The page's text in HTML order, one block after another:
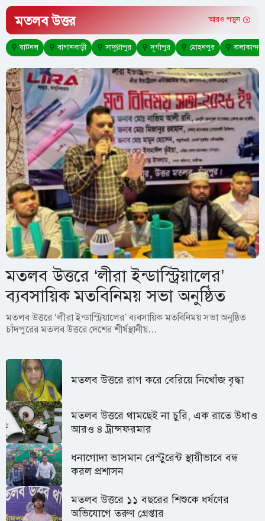
মতলব উত্তর আরও পড়ুন
⚲ ষাটনল ⚲ বাগানবাড়ী ⚲ সাদুল্লাপুর ⚲ দূর্গাপুর ⚲ মোহনপুর ⚲ কলাকান্দা
মতলব উত্তরে ‘লীরা ইন্ডাস্ট্রিয়ালের’
ব্যবসায়িক মতবিনিময় সভা অনুষ্ঠিত
মতলব উত্তরে ‘লীরা ইন্ডাস্ট্রিয়ালের’ ব্যবসায়িক মতবিনিময় সভা অনুষ্ঠিত
চাঁদপুরের মতলব উত্তরে দেশের শীর্ষস্থানীয়…
মতলব উত্তরে রাগ করে বেরিয়ে নিখোঁজ বৃদ্ধা
মতলব উত্তরে থামছেই না চুরি, এক রাতে উধাও
আরও ৪ ট্রান্সফরমার
ধনাগোদা ভাসমান রেস্টুরেন্ট স্থায়ীভাবে বন্ধ
করল প্রশাসন
মতলব উত্তরে ১১ বছরের শিশুকে ধর্ষণের
অভিযোগে তরুণ গ্রেপ্তার